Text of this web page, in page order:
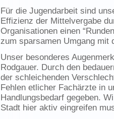
Für die Jugendarbeit sind
Effizienz der Mittelvergabe
Organisationen einen
zum sparsamen Umgang mit
Unser besonderes
Rodgauer. Durch den
der schleichenden
Fehlen etlicher Fachärzte in
Handlungsbedarf gegeben.
Stadt hier aktiv eingreifen